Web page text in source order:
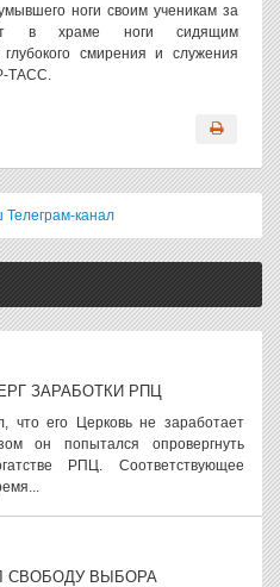
ноги своим ученикам за
в храме ноги сидящим
смирения и служения
ТАСС.
канал
ЗАРАБОТКИ РПЦ
что его Церковь не заработает
он попытался опровергнуть
РПЦ. Соответствующее
СВОБОДУ ВЫБОРА